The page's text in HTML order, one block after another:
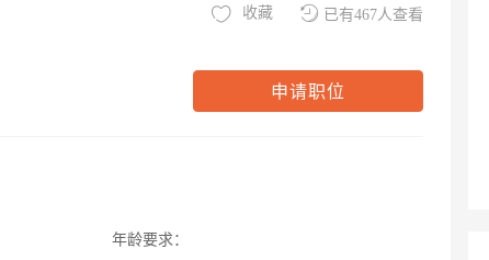
已有467人查看
收藏
申请职位
年龄要求：